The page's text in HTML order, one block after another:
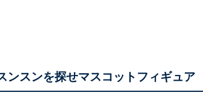
ンスンを探せマスコットフィギュア